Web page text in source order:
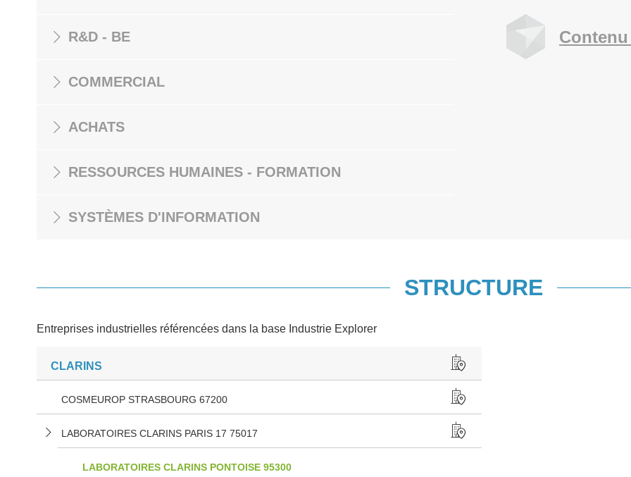
R&D - BE
COMMERCIAL
ACHATS
RESSOURCES HUMAINES - FORMATION
SYSTÈMES D'INFORMATION
STRUCTURE
Entreprises industrielles référencées dans la base Industrie Explorer
CLARINS
COSMEUROP STRASBOURG 67200
LABORATOIRES CLARINS PARIS 17 75017
LABORATOIRES CLARINS PONTOISE 95300